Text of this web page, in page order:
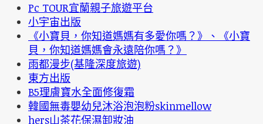
Pc TOUR宜蘭親子旅遊平台
小宇宙出版
《小寶貝，你知道媽媽有多愛你嗎？》、《小寶
貝，你知道媽媽會永遠陪你嗎？》
雨都漫步(基隆深度旅遊)
東方出版
B5理膚寶水全面修復霜
韓國無毒嬰幼兒沐浴泡泡粉skinmellow
hers山茶花保濕卸妝油